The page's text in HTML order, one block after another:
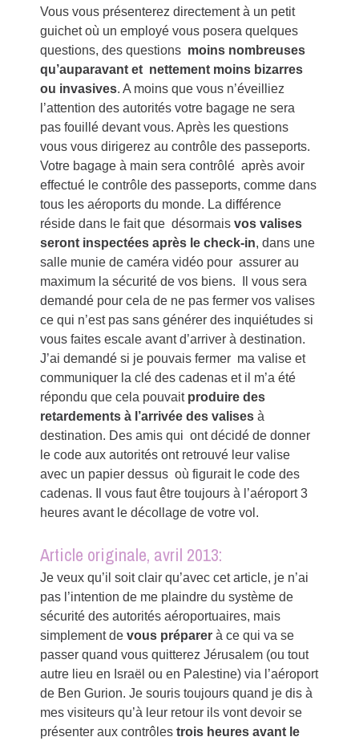
Vous vous présenterez directement à un petit
guichet où un employé vous posera quelques
questions, des questions moins nombreuses
qu’auparavant et nettement moins bizarres
ou invasives. A moins que vous n’éveilliez
l’attention des autorités votre bagage ne sera
pas fouillé devant vous. Après les questions
vous vous dirigerez au contrôle des passeports.
Votre bagage à main sera contrôlé après avoir
effectué le contrôle des passeports, comme dans
tous les aéroports du monde. La différence
réside dans le fait que désormaisvos valises
seront inspectées après le check-in, dans une
salle munie de caméra vidéo pour assurer au
maximum la sécurité de vos biens. Il vous sera
demandé pour cela de ne pas fermer vos valises
ce qui n’est pas sans générer des inquiétudes si
vous faites escale avant d’arriver à destination.
J’ai demandé si je pouvais fermer ma valise et
communiquer la clé des cadenas et il m’a été
répondu que cela pouvait produire des
retardements à l’arrivée des valises à
destination. Des amis qui ont décidé de donner
le code aux autorités ont retrouvé leur valise
avec un papier dessus où figurait le code des
cadenas. Il vous faut être toujours à l’aéroport 3
heures avant le décollage de votre vol.​
Article originale, avril 2013:
Je veux qu’il soit clair qu’avec cet article, je n’ai
pas l’intention de me plaindre du système de
sécurité des autorités aéroportuaires, mais
simplement devous préparer à ce qui va se
passer quand vous quitterez Jérusalem (ou tout
autre lieu en Israël ou en Palestine) via l’aéroport
de Ben Gurion. Je souris toujours quand je dis à
mes visiteurs qu’à leur retour ils vont devoir se
présenter aux contrôlestrois heures avant le